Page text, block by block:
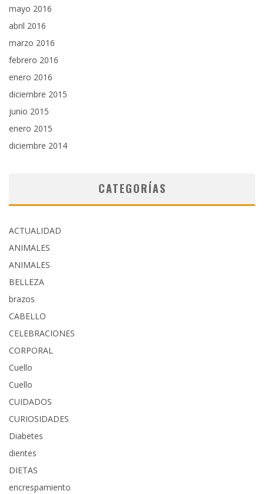
mayo 2016
abril 2016
marzo 2016
febrero 2016
enero 2016
diciembre 2015
junio 2015
enero 2015
diciembre 2014
CATEGORÍAS
ACTUALIDAD
ANIMALES
ANIMALES
BELLEZA
brazos
CABELLO
CELEBRACIONES
CORPORAL
Cuello
Cuello
CUIDADOS
CURIOSIDADES
Diabetes
dientes
DIETAS
encrespamiento